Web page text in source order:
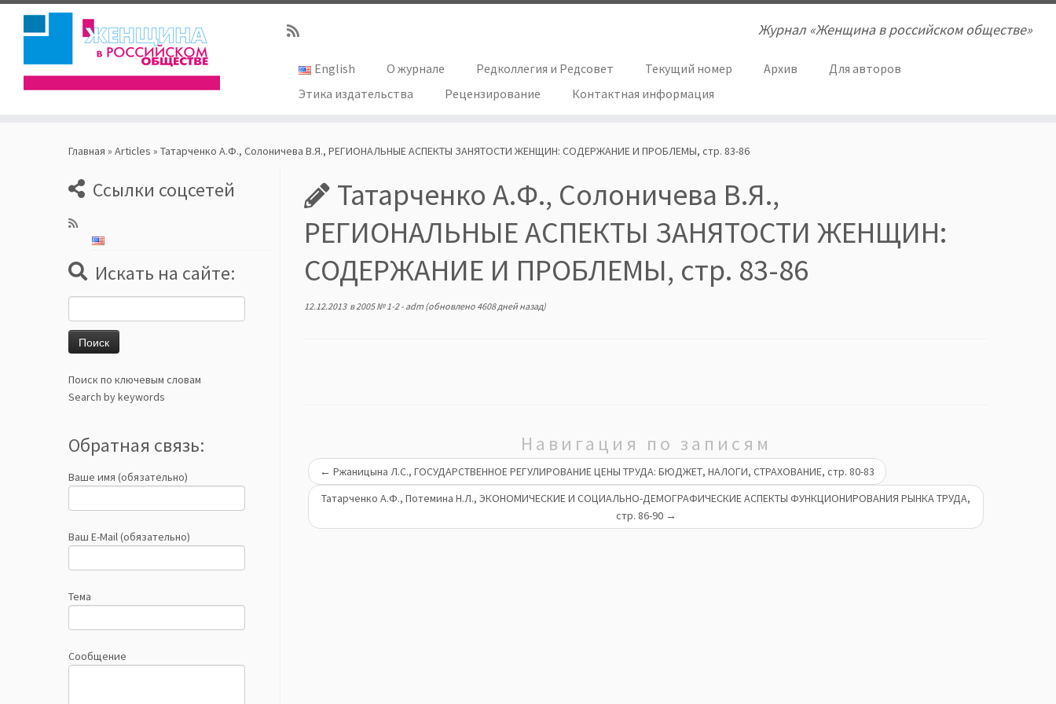
Журнал «Женщина в российском обществе»
English О журнале Редколлегия и Редсовет Текущий номер Архив
Для авторов
Этика издательства
Рецензирование Контактная информация
Главная » Articles » Татарченко А.Ф., Солоничева В.Я., РЕГИОНАЛЬНЫЕ АСПЕКТЫ ЗАНЯТОСТИ ЖЕНЩИН: СОДЕРЖАНИЕ И ПРОБЛЕМЫ, стр. 83-86
Ссылки соцсетей
Искать на сайте:
Поиск по ключевым словам
Search by keywords
Обратная связь:
Ваше имя (обязательно)
Ваш E-Mail (обязательно)
Тема
Сообщение
Татарченко А.Ф., Солоничева В.Я.,
РЕГИОНАЛЬНЫЕ АСПЕКТЫ ЗАНЯТОСТИ ЖЕНЩИН:
СОДЕРЖАНИЕ И ПРОБЛЕМЫ, стр. 83-86
12.12.2013в2005 № 1-2- adm (обновлено 4608 дней назад)
Навигация по записям
← Ржаницына Л.С., ГОСУДАРСТВЕННОЕ РЕГУЛИРОВАНИЕ ЦЕНЫ ТРУДА: БЮДЖЕТ, НАЛОГИ, СТРАХОВАНИЕ, стр. 80-83
Татарченко А.Ф., Потемина Н.Л., ЭКОНОМИЧЕСКИЕ И СОЦИАЛЬНО-ДЕМОГРАФИЧЕСКИЕ АСПЕКТЫ ФУНКЦИОНИРОВАНИЯ РЫНКА ТРУДА,
стр. 86-90 →